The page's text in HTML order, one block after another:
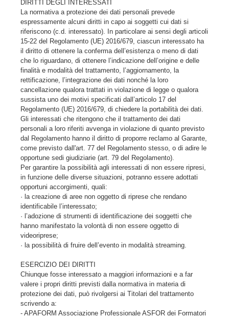
DIRITTI DEGLI INTERESSATI
La normativa a protezione dei dati personali prevede
espressamente alcuni diritti in capo ai soggetti cui dati si
riferiscono (c.d. interessato). In particolare ai sensi degli articoli
15-22 del Regolamento (UE) 2016/679, ciascun interessato ha
il diritto di ottenere la conferma dell’esistenza o meno di dati
che lo riguardano, di ottenere l’indicazione dell’origine e delle
finalità e modalità del trattamento, l’aggiornamento, la
rettificazione, l’integrazione dei dati nonché la loro
cancellazione qualora trattati in violazione di legge o qualora
sussista uno dei motivi specificati dall’articolo 17 del
Regolamento (UE) 2016/679, di chiedere la portabilità dei dati.
Gli interessati che ritengono che il trattamento dei dati
personali a loro riferiti avvenga in violazione di quanto previsto
dal Regolamento hanno il diritto di proporre reclamo al Garante,
come previsto dall'art. 77 del Regolamento stesso, o di adire le
opportune sedi giudiziarie (art. 79 del Regolamento).
Per garantire la possibilità agli interessati di non essere ripresi,
in funzione delle diverse situazioni, potranno essere adottati
opportuni accorgimenti, quali:
· la creazione di aree non oggetto di riprese che rendano
identificabile l’interessato;
· l’adozione di strumenti di identificazione dei soggetti che
hanno manifestato la volontà di non essere oggetto di
videoriprese;
· la possibilità di fruire dell’evento in modalità streaming.
ESERCIZIO DEI DIRITTI
Chiunque fosse interessato a maggiori informazioni e a far
valere i propri diritti previsti dalla normativa in materia di
protezione dei dati, può rivolgersi ai Titolari del trattamento
scrivendo a:
- APAFORM Associazione Professionale ASFOR dei Formatori